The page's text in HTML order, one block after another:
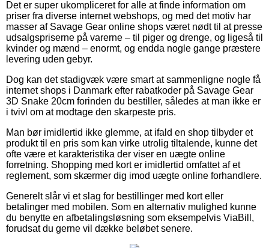
Det er super ukompliceret for alle at finde information om
priser fra diverse internet webshops, og med det motiv har
masser af Savage Gear online shops været nødt til at presse
udsalgspriserne på varerne – til piger og drenge, og ligeså til
kvinder og mænd – enormt, og endda nogle gange præstere
levering uden gebyr.
Dog kan det stadigvæk være smart at sammenligne nogle få
internet shops i Danmark efter rabatkoder på Savage Gear
3D Snake 20cm forinden du bestiller, således at man ikke er
i tvivl om at modtage den skarpeste pris.
Man bør imidlertid ikke glemme, at ifald en shop tilbyder et
produkt til en pris som kan virke utrolig tiltalende, kunne det
ofte være et karakteristika der viser en uægte online
forretning. Shopping med kort er imidlertid omfattet af et
reglement, som skærmer dig imod uægte online forhandlere.
Generelt slår vi et slag for bestillinger med kort eller
betalinger med mobilen. Som en alternativ mulighed kunne
du benytte en afbetalingsløsning som eksempelvis ViaBill,
forudsat du gerne vil dække beløbet senere.